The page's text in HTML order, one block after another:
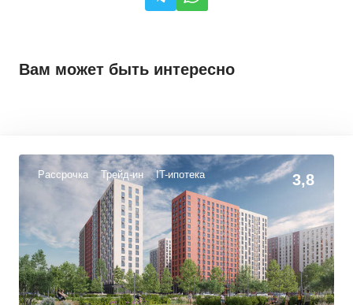
Вам может быть интересно
Рассрочка Трейд-ин IT-ипотека 3,8